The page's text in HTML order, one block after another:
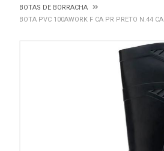
BOTAS DE BORRACHA
BOTA PVC 100AWORK F CA PR PRETO N.44